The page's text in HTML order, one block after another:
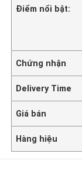
Điểm nổi bật:
Chứng nhận
Delivery Time
Giá bán
Hàng hiệu